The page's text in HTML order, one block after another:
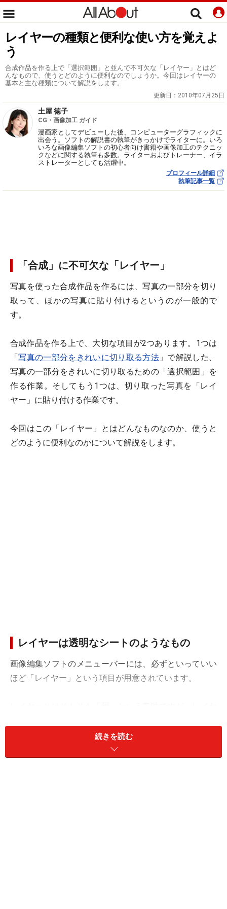
レイヤーの種類と便利な使い方を覚えよ
う
合成作品を作る上で「選択範囲」と並んで不可欠な「レイヤー」とはど
んなもので、使うとどのように便利なのでしょうか。今回はレイヤーの
基本と主な種類について解説をします。
更新日： 2010年07月25日
土屋 徳子
CG・画像加工 ガイド
漫画家としてデビューした後、コンピューターグラフィックに
出会う。ソフトの解説書の執筆がきっかけでライターに。いろ
いろな画像編集ソフトの初心者向け書籍や画像加工のテクニッ
クなどに関する執筆も多数。ライターおよびトレーナー、イラ
ストレーターとしても活躍中。
プロフィール詳細
執筆記事一覧
「合成」に不可欠な「レイヤー」
写真を使った合成作品を作るには、写真の一部分を切り
取って、ほかの写真に貼り付けるというのが一般的で
す。
合成作品を作る上で、大切な項目が2つあります。1つは
「写真の一部分をきれいに切り取る方法 」で解説した、
写真の一部分をきれいに切り取るための「選択範囲」を
作る作業。そしてもう1つは、切り取った写真を「レイ
ヤー」に貼り付ける作業です。
今回はこの「レイヤー」とはどんなものなのか、使うと
どのように便利なのかについて解説をします。
レイヤーは透明なシートのようなもの
画像編集ソフトのメニューバーには、必ずといっていい
ほど「レイヤー」という項目が用意されています。
ものです。そこに写真を貼り付けたり、レイヤーを重ね
て絵を描いたり、文字を重ねたり、複数のレイヤーを重
続きを読む